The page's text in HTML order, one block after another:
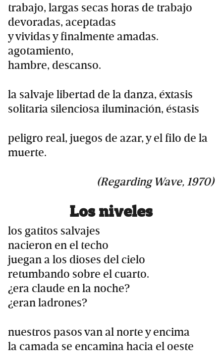
trabajo, largas secas horas de trabajo
devoradas, aceptadas
y vividas y finalmente amadas.
agotamiento,
hambre, descanso.
la salvaje libertad de la danza, éxtasis
solitaria silenciosa iluminación, éstasis
peligro real, juegos de azar, y el filo de la
muerte.
(Regarding Wave, 1970)
Los niveles
los gatitos salvajes
nacieron en el techo
juegan a los dioses del cielo
retumbando sobre el cuarto.
¿era claude en la noche?
¿eran ladrones?
nuestros pasos van al norte y encima
la camada se encamina hacia el oeste